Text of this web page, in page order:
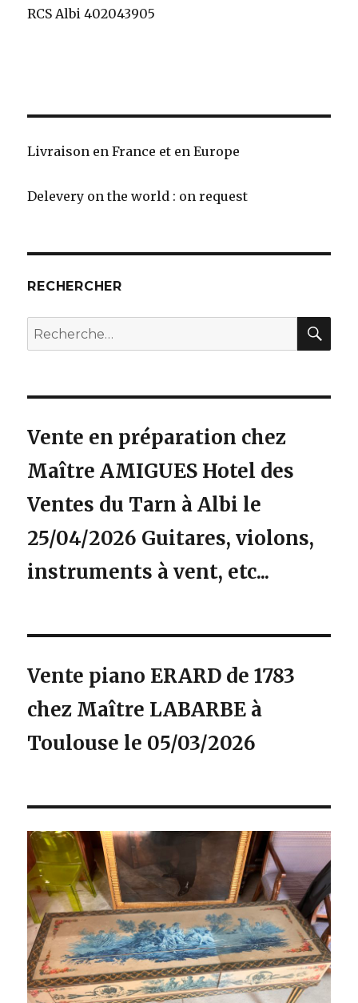
RCS Albi 402043905
Livraison en France et en Europe
Delevery on the world : on request
RECHERCHER
Recherche
pour
Vente en préparation chez
Maître AMIGUES Hotel des
Ventes du Tarn à Albi le
25/04/2026 Guitares, violons,
instruments à vent, etc...
Vente piano ERARD de 1783
chez Maître LABARBE à
Toulouse le 05/03/2026